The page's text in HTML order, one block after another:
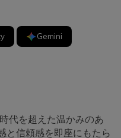
Gemini
代を超えた温かみのあ
と信頼感を即座にもたら